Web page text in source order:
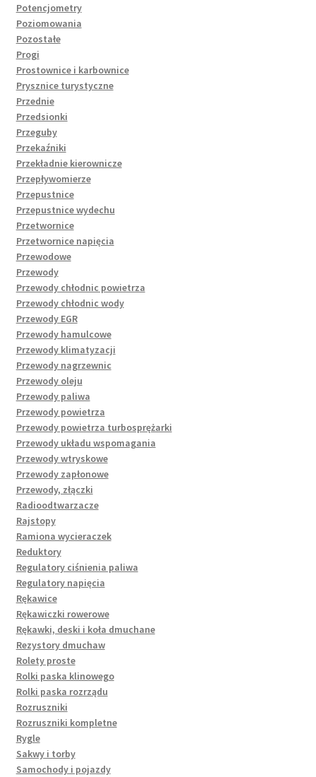
Potencjometry
Poziomowania
Pozostałe
Progi
Prostownice i karbownice
Prysznice turystyczne
Przednie
Przedsionki
Przeguby
Przekaźniki
Przekładnie kierownicze
Przepływomierze
Przepustnice
Przepustnice wydechu
Przetwornice
Przetwornice napięcia
Przewodowe
Przewody
Przewody chłodnic powietrza
Przewody chłodnic wody
Przewody EGR
Przewody hamulcowe
Przewody klimatyzacji
Przewody nagrzewnic
Przewody oleju
Przewody paliwa
Przewody powietrza
Przewody powietrza turbosprężarki
Przewody układu wspomagania
Przewody wtryskowe
Przewody zapłonowe
Przewody, złączki
Radioodtwarzacze
Rajstopy
Ramiona wycieraczek
Reduktory
Regulatory ciśnienia paliwa
Regulatory napięcia
Rękawice
Rękawiczki rowerowe
Rękawki, deski i koła dmuchane
Rezystory dmuchaw
Rolety proste
Rolki paska klinowego
Rolki paska rozrządu
Rozruszniki
Rozruszniki kompletne
Rygle
Sakwy i torby
Samochody i pojazdy